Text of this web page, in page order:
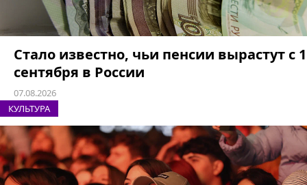
Стало известно, чьи пенсии вырастут с 1
сентября в России
07.08.2026
КУЛЬТУРА